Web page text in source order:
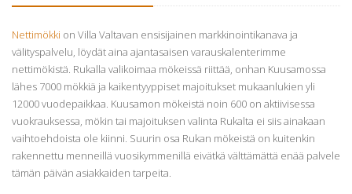
Nettimökki on Villa Valtavan ensisijainen markkinointikanava ja
välityspalvelu, löydät aina ajantasaisen varauskalenterimme
nettimökistä. Rukalla valikoimaa mökeissä riittää, onhan Kuusamossa
lähes 7000 mökkiä ja kaikentyyppiset majoitukset mukaanlukien yli
12000 vuodepaikkaa. Kuusamon mökeistä noin 600 on aktiivisessa
vuokrauksessa, mökin tai majoituksen valinta Rukalta ei siis ainakaan
vaihtoehdoista ole kiinni. Suurin osa Rukan mökeistä on kuitenkin
rakennettu menneillä vuosikymmenillä eivätkä välttämättä enää palvele
tämän päivän asiakkaiden tarpeita.